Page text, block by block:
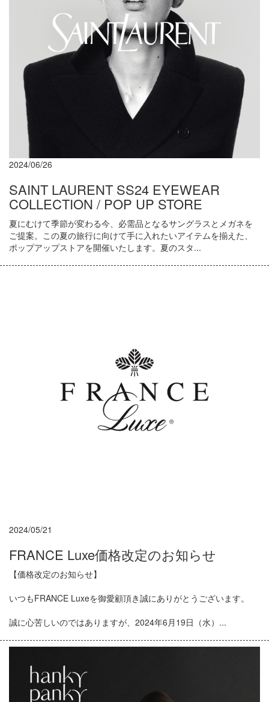
2024/06/26
SAINT LAURENT SS24 EYEWEAR
COLLECTION / POP UP STORE
夏にむけて季節が変わる今、必需品となるサングラスとメガネを
ご提案。この夏の旅行に向けて手に入れたいアイテムを揃えた、
ポップアップストアを開催いたします。夏のスタ...
2024/05/21
FRANCE Luxe価格改定のお知らせ
【価格改定のお知らせ】
いつもFRANCE Luxeを御愛顧頂き誠にありがとうございます。
誠に心苦しいのではありますが、2024年6月19日（水）...